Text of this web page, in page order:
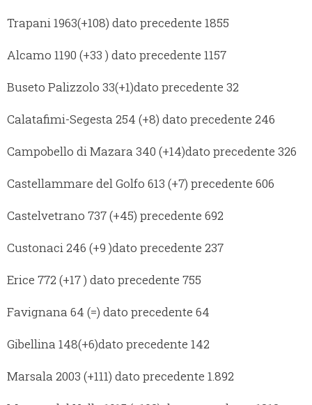
Trapani 1963(+108) dato precedente 1855
Alcamo 1190 (+33 ) dato precedente 1157
Buseto Palizzolo 33(+1)dato precedente 32
Calatafimi-Segesta 254 (+8) dato precedente 246
Campobello di Mazara 340 (+14)dato precedente 326
Castellammare del Golfo 613 (+7) precedente 606
Castelvetrano 737 (+45) precedente 692
Custonaci 246 (+9 )dato precedente 237
Erice 772 (+17 ) dato precedente 755
Favignana 64 (=) dato precedente 64
Gibellina 148(+6)dato precedente 142
Marsala 2003 (+111) dato precedente 1.892